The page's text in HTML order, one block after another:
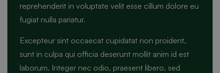
reprehenderit in voluptate velit esse cillum dolore eu
fugiat nulla pariatur.
Excepteur sint occaecat cupidatat non proident,
sunt in culpa qui officia deserunt mollit anim id est
laborum. Integer nec odio, praesent libero, sed